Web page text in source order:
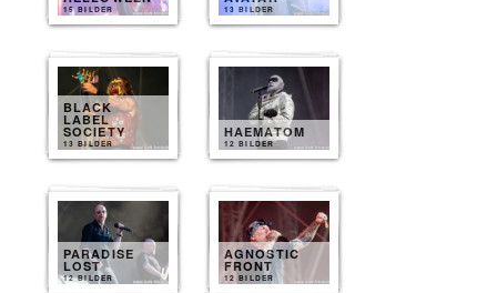
15 BILDER 13 BILDER
BLACK
LABEL
SOCIETY
13 BILDER
HAEMATOM
12 BILDER
PARADISE
LOST
12 BILDER
AGNOSTIC
FRONT
12 BILDER